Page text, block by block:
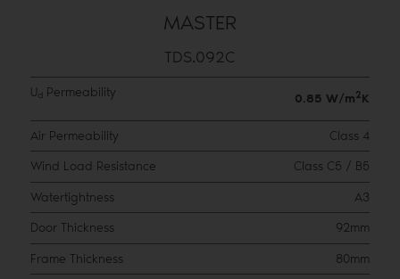
MASTER
TDS.092C
U dPermeability 0.85 W/m2K
Air Permeability Class 4
Wind Load Resistance Class C5 / B5
Watertightness A3
Door Thickness 92mm
Frame Thickness 80mm